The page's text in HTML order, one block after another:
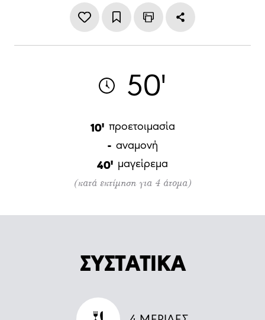
50'
10' προετοιμασία
- αναμονή
40' μαγείρεμα
(κατά εκτίμηση για 4 άτομα)
ΣΥΣΤΑΤΙΚΑ